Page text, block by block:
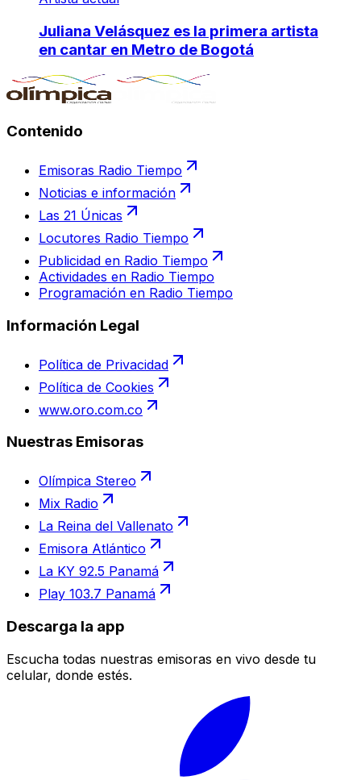
Juliana Velásquez es la primera artista
en cantar en Metro de Bogotá
Contenido
Emisoras Radio Tiempo
Noticias e información
Las 21 Únicas
Locutores Radio Tiempo
Publicidad en Radio Tiempo
Actividades en Radio Tiempo
Programación en Radio Tiempo
Información Legal
Política de Privacidad
Política de Cookies
www.oro.com.co
Nuestras Emisoras
Olímpica Stereo
Mix Radio
La Reina del Vallenato
Emisora Atlántico
La KY 92.5 Panamá
Play 103.7 Panamá
Descarga la app
Escucha todas nuestras emisoras en vivo desde tu
celular, donde estés.